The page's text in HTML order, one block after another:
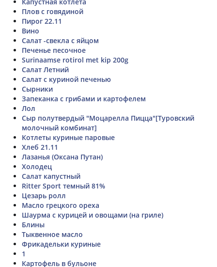
Плов с говядиной
Пирог 22.11
Вино
Салат -свекла с яйцом
Печенье песочное
Surinaamse rotirol met kip 200g
Салат Летний
Салат с куриной печенью
Сырники
Запеканка с грибами и картофелем
Лол
Сыр полутвердый "Моцарелла Пицца"[Туровский
молочный комбинат]
Котлеты куриные паровые
Хлеб 21.11
Лазанья (Оксана Путан)
Холодец
Салат капустный
Ritter Sport темный 81%
Цезарь ролл
Масло грецкого ореха
Шаурма с курицей и овощами (на гриле)
Блины
Тыквенное масло
Фрикадельки куриные
1
Картофель в бульоне